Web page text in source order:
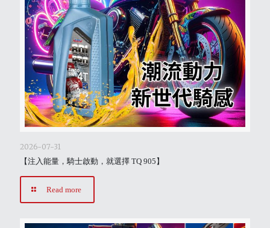
2026-07-31
【注入能量，騎士啟動，就選擇 TQ 905】
Read more